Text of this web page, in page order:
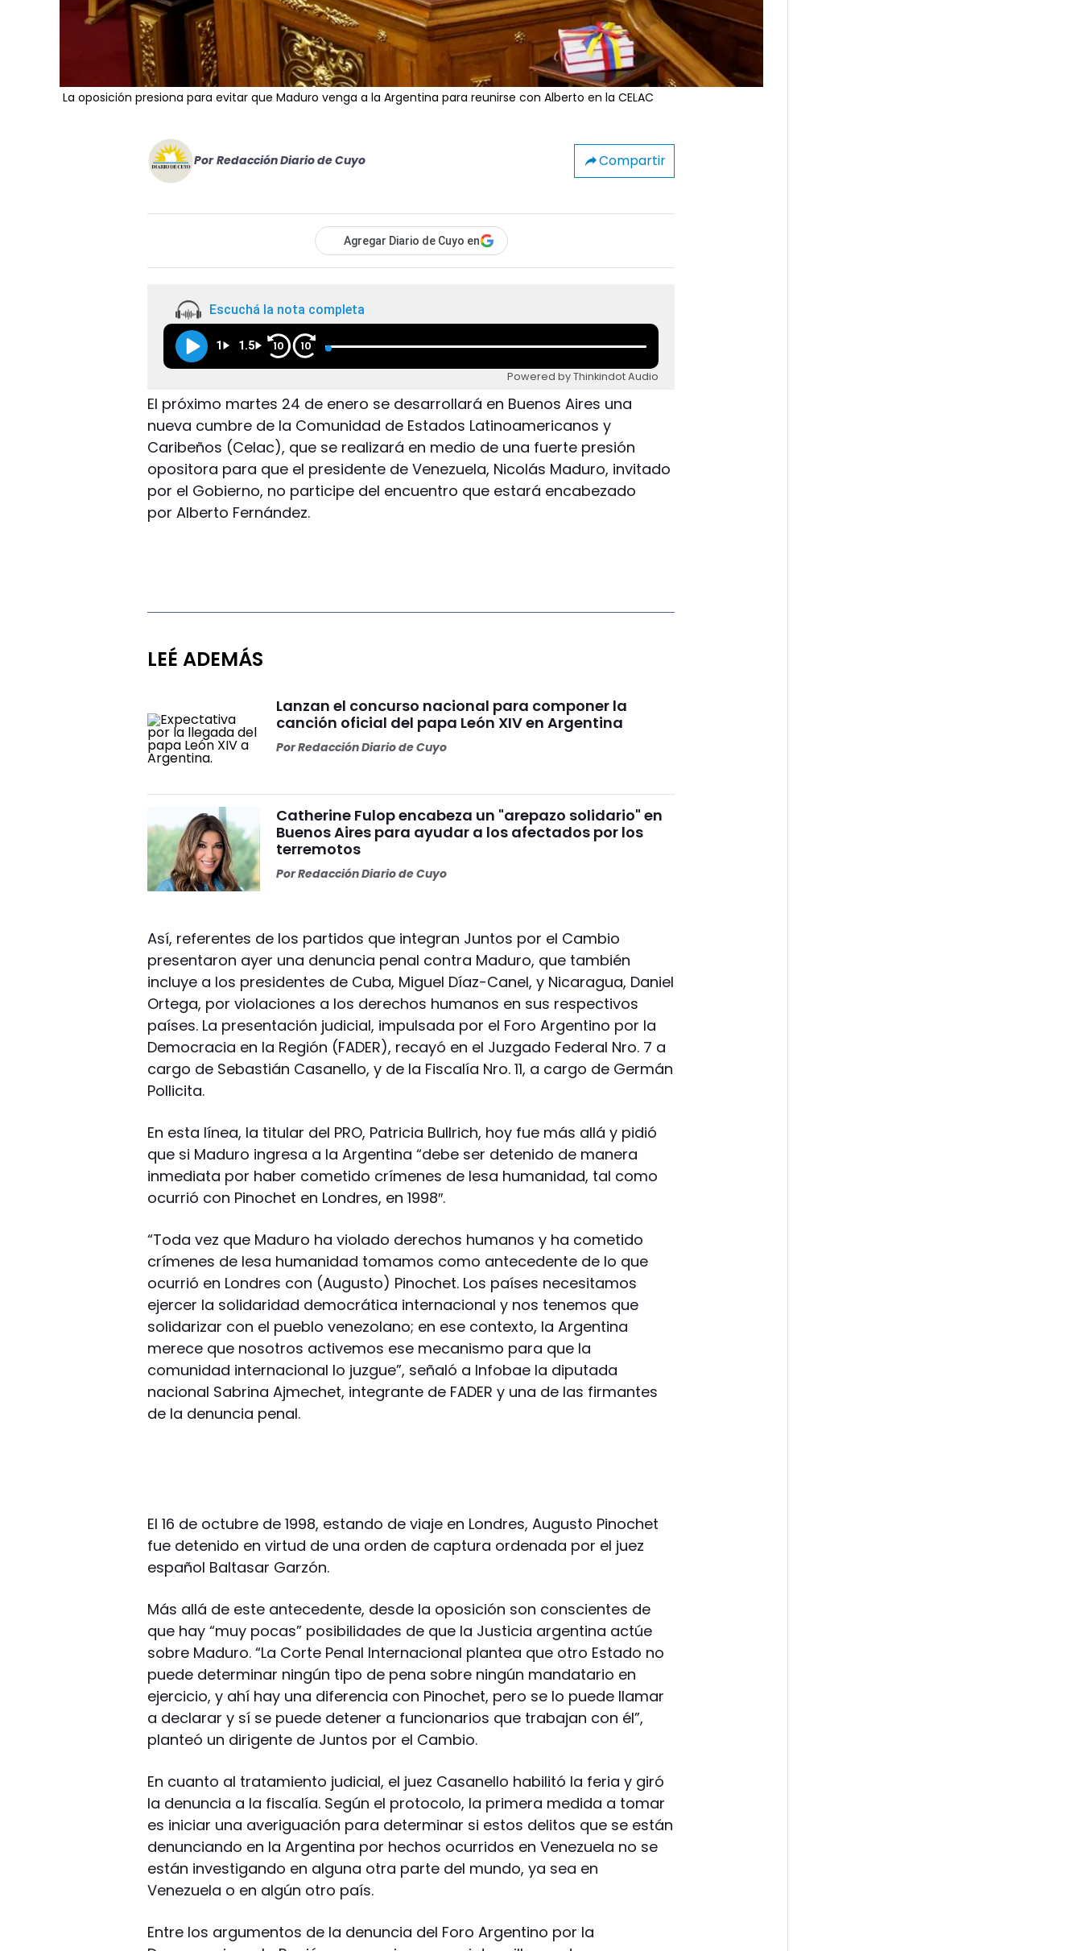
La oposición presiona para evitar que Maduro venga a la Argentina para reunirse con Alberto en la CELAC
Por Redacción Diario de Cuyo Compartir
Agregar Diario de Cuyo en
Escuchá la nota completa
1 1.5 10 10
Powered by Thinkindot Audio
El próximo martes 24 de enero se desarrollará en Buenos Aires una
nueva cumbre de la Comunidad de Estados Latinoamericanos y
Caribeños (Celac), que se realizará en medio de una fuerte presión
opositora para que el presidente de Venezuela, Nicolás Maduro, invitado
por el Gobierno, no participe del encuentro que estará encabezado
por Alberto Fernández.
LEÉ ADEMÁS
Lanzan el concurso nacional para componer la
canción oficial del papa León XIV en Argentina
PorRedacción Diario de Cuyo
Catherine Fulop encabeza un "arepazo solidario" en
Buenos Aires para ayudar a los afectados por los
terremotos
PorRedacción Diario de Cuyo
Así, referentes de los partidos que integran Juntos por el Cambio
presentaron ayer una denuncia penal contra Maduro, que también
incluye a los presidentes de Cuba, Miguel Díaz-Canel, y Nicaragua, Daniel
Ortega, por violaciones a los derechos humanos en sus respectivos
países. La presentación judicial, impulsada por el Foro Argentino por la
Democracia en la Región (FADER), recayó en el Juzgado Federal Nro. 7 a
cargo de Sebastián Casanello, y de la Fiscalía Nro. 11, a cargo de Germán
Pollicita.
En esta línea, la titular del PRO, Patricia Bullrich, hoy fue más allá y pidió
que si Maduro ingresa a la Argentina “debe ser detenido de manera
inmediata por haber cometido crímenes de lesa humanidad, tal como
ocurrió con Pinochet en Londres, en 1998″.
“Toda vez que Maduro ha violado derechos humanos y ha cometido
crímenes de lesa humanidad tomamos como antecedente de lo que
ocurrió en Londres con (Augusto) Pinochet. Los países necesitamos
ejercer la solidaridad democrática internacional y nos tenemos que
solidarizar con el pueblo venezolano; en ese contexto, la Argentina
merece que nosotros activemos ese mecanismo para que la
comunidad internacional lo juzgue”, señaló a Infobae la diputada
nacional Sabrina Ajmechet, integrante de FADER y una de las firmantes
de la denuncia penal.
El 16 de octubre de 1998, estando de viaje en Londres, Augusto Pinochet
fue detenido en virtud de una orden de captura ordenada por el juez
español Baltasar Garzón.
Más allá de este antecedente, desde la oposición son conscientes de
que hay “muy pocas” posibilidades de que la Justicia argentina actúe
sobre Maduro. “La Corte Penal Internacional plantea que otro Estado no
puede determinar ningún tipo de pena sobre ningún mandatario en
ejercicio, y ahí hay una diferencia con Pinochet, pero se lo puede llamar
a declarar y sí se puede detener a funcionarios que trabajan con él”,
planteó un dirigente de Juntos por el Cambio.
En cuanto al tratamiento judicial, el juez Casanello habilitó la feria y giró
la denuncia a la fiscalía. Según el protocolo, la primera medida a tomar
es iniciar una averiguación para determinar si estos delitos que se están
denunciando en la Argentina por hechos ocurridos en Venezuela no se
están investigando en alguna otra parte del mundo, ya sea en
Venezuela o en algún otro país.
Entre los argumentos de la denuncia del Foro Argentino por la